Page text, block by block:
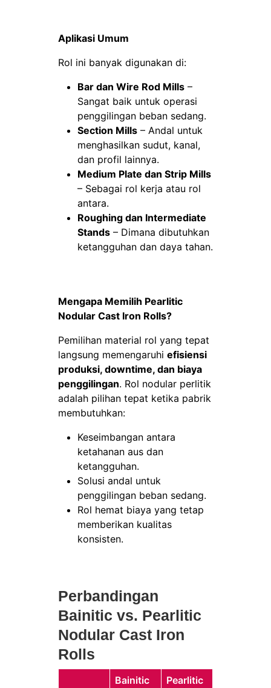
Aplikasi Umum
Rol ini banyak digunakan di:
Bar dan Wire Rod Mills–
Sangat baik untuk operasi
penggilingan beban sedang.
Section Mills– Andal untuk
menghasilkan sudut, kanal,
dan profil lainnya.
Medium Plate dan Strip Mills
– Sebagai rol kerja atau rol
antara.
Roughing dan Intermediate
Stands– Dimana dibutuhkan
ketangguhan dan daya tahan.
Mengapa Memilih Pearlitic
Nodular Cast Iron Rolls?
Pemilihan material rol yang tepat
langsung memengaruhi efisiensi
produksi, downtime, dan biaya
penggilingan. Rol nodular perlitik
adalah pilihan tepat ketika pabrik
membutuhkan:
Keseimbangan antara
ketahanan aus dan
ketangguhan.
Solusi andal untuk
penggilingan beban sedang.
Rol hemat biaya yang tetap
memberikan kualitas
konsisten.
Perbandingan
Bainitic vs. Pearlitic
Nodular Cast Iron
Rolls
Bainitic
Pearlitic